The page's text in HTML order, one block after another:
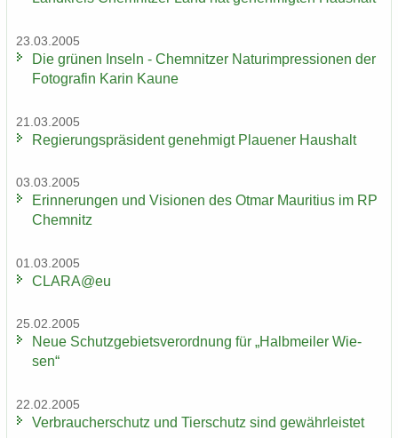
23.03.2005
Die grü­nen In­seln - Chem­nit­zer Na­turim­pres­sio­nen der
Fo­to­gra­fin Karin Kaune
21.03.2005
Re­gie­rungs­prä­si­dent ge­neh­migt Plaue­ner Haus­halt
03.03.2005
Er­in­ne­run­gen und Vi­sio­nen des Otmar Mau­ri­ti­us im RP
Chem­nitz
01.03.2005
CLARA@eu
25.02.2005
Neue Schutz­ge­biets­ver­ord­nung für „Halb­mei­ler Wie­
sen“
22.02.2005
Ver­brau­cher­schutz und Tier­schutz sind ge­währ­leis­tet